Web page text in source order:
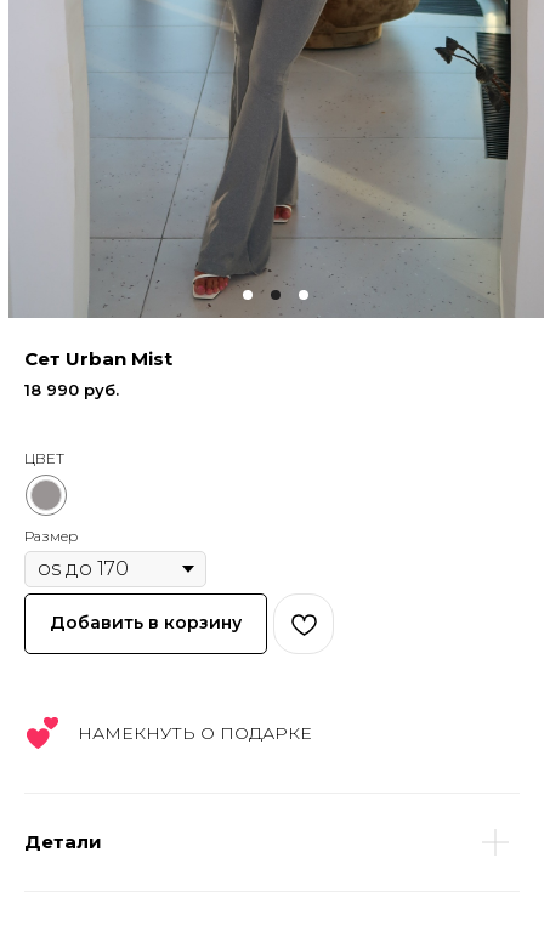
Сет Urban Mist
18 990 руб.
ЦВЕТ
Размер
Добавить в корзину
НАМЕКНУТЬ О ПОДАРКЕ
Детали